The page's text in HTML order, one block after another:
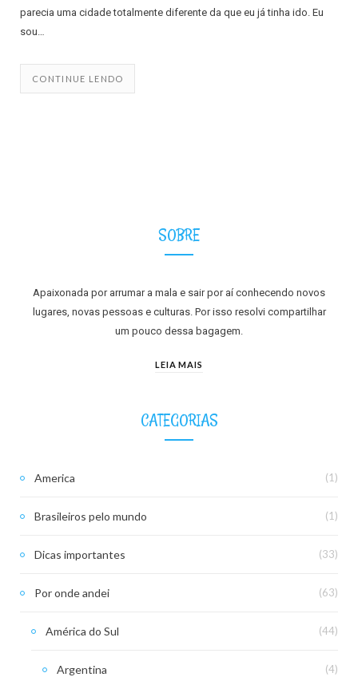
parecia uma cidade totalmente diferente da que eu já tinha ido. Eu
sou…
CONTINUE LENDO
SOBRE
Apaixonada por arrumar a mala e sair por aí conhecendo novos
lugares, novas pessoas e culturas. Por isso resolvi compartilhar
um pouco dessa bagagem.
LEIA MAIS
CATEGORIAS
America (1)
Brasileiros pelo mundo (1)
Dicas importantes (33)
Por onde andei (63)
América do Sul (44)
Argentina (4)